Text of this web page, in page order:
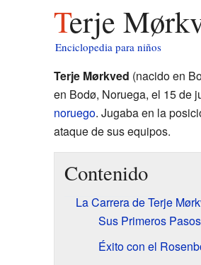
Terje
Enciclopedia para niños
Terje Mørkved (nacido en
en Bodø, Noruega, el 15 de
noruego. Jugaba en la
ataque de sus equipos.
Contenido
La Carrera de Terje
Sus Primeros
Éxito con el